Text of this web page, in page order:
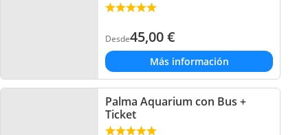
Desde45,00€
Más información
Palma Aquarium con Bus +
Ticket